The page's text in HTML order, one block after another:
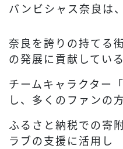
バンビシャス奈良は
奈良を誇りの持てる
の発展に貢献してい
チームキャラクター
し、多くのファンの
ふるさと納税での寄
ラブの支援に活用し